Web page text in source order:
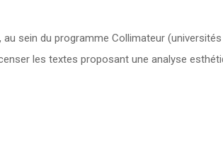
sein du programme Collimateur
les textes proposant une analyse